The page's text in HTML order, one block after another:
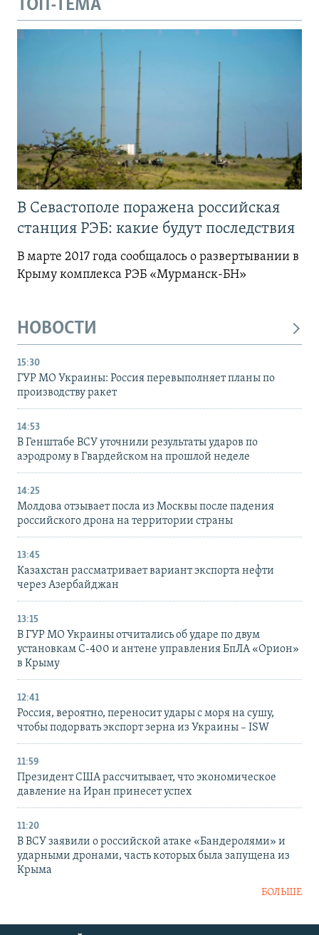
ТОП-ТЕМА
В Севастополе поражена российская
станция РЭБ: какие будут последствия
В марте 2017 года сообщалось о развертывании в
Крыму комплекса РЭБ «Мурманск-БН»
НОВОСТИ
15:30
ГУР МО Украины: Россия перевыполняет планы по
производству ракет
14:53
В Генштабе ВСУ уточнили результаты ударов по
аэродрому в Гвардейском на прошлой неделе
14:25
Молдова отзывает посла из Москвы после падения
российского дрона на территории страны
13:45
Казахстан рассматривает вариант экспорта нефти
через Азербайджан
13:15
В ГУР МО Украины отчитались об ударе по двум
установкам С-400 и антене управления БпЛА «Орион»
в Крыму
12:41
Россия, вероятно, переносит удары с моря на сушу,
чтобы подорвать экспорт зерна из Украины – ISW
11:59
Президент США рассчитывает, что экономическое
давление на Иран принесет успех
11:20
В ВСУ заявили о российской атаке «Бандеролями» и
ударными дронами, часть которых была запущена из
Крыма
БОЛЬШЕ